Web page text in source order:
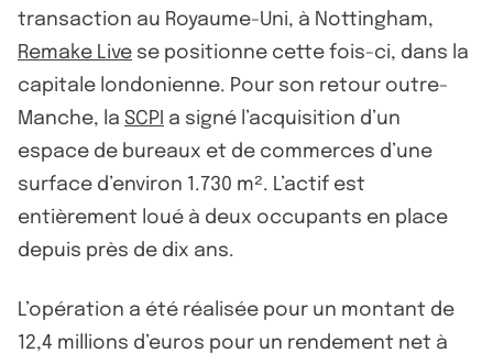
transaction au Royaume-Uni, à Nottingham,
Remake Live se positionne cette fois-ci, dans la
capitale londonienne. Pour son retour outre-
Manche, la SCPI a signé l’acquisition d’un
espace de bureaux et de commerces d’une
surface d’environ 1.730 m². L’actif est
entièrement loué à deux occupants en place
depuis près de dix ans.
L’opération a été réalisée pour un montant de
12,4 millions d’euros pour un rendement net à